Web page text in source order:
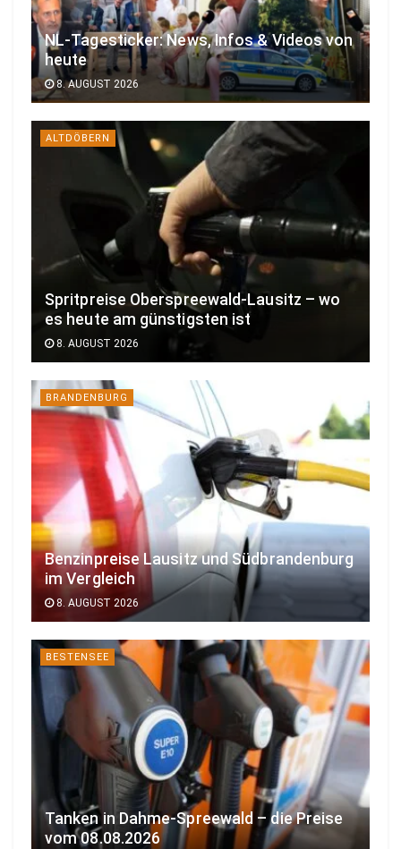
NL-Tagesticker: News, Infos & Videos von
heute
8. AUGUST 2026
ALTDÖBERN
Spritpreise Oberspreewald-Lausitz – wo
es heute am günstigsten ist
8. AUGUST 2026
BRANDENBURG
Benzinpreise Lausitz und Südbrandenburg
im Vergleich
8. AUGUST 2026
BESTENSEE
Tanken in Dahme-Spreewald – die Preise
vom 08.08.2026